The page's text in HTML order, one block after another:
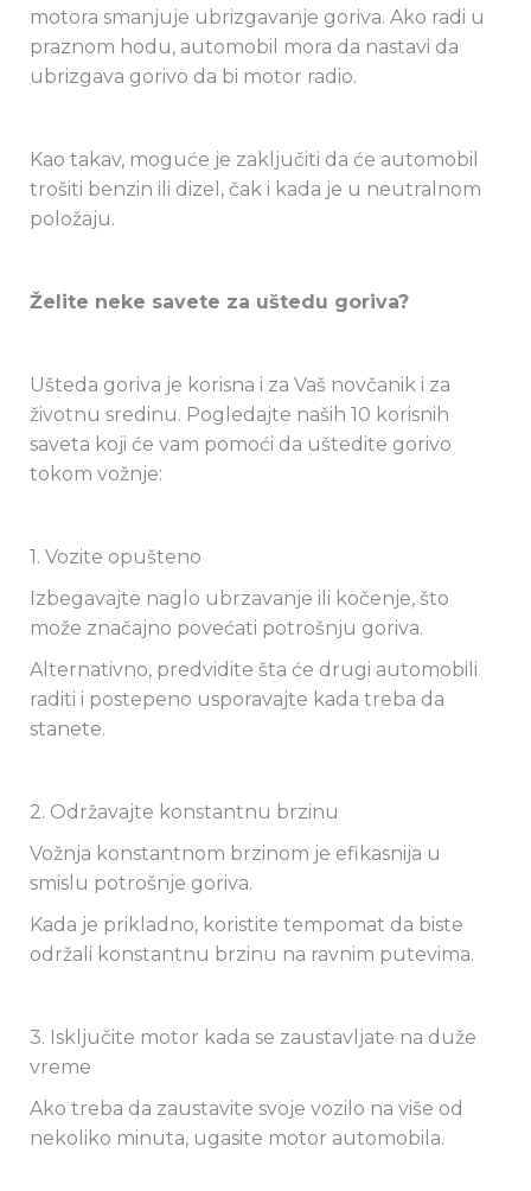
motora smanjuje ubrizgavanje goriva. Ako radi u
praznom hodu, automobil mora da nastavi da
ubrizgava gorivo da bi motor radio.
Kao takav, moguće je zaključiti da će automobil
trošiti benzin ili dizel, čak i kada je u neutralnom
položaju.
Želite neke savete za uštedu goriva?
Ušteda goriva je korisna i za Vaš novčanik i za
životnu sredinu. Pogledajte naših 10 korisnih
saveta koji će vam pomoći da uštedite gorivo
tokom vožnje:
1. Vozite opušteno
Izbegavajte naglo ubrzavanje ili kočenje, što
može značajno povećati potrošnju goriva.
Alternativno, predvidite šta će drugi automobili
raditi i postepeno usporavajte kada treba da
stanete.
2. Održavajte konstantnu brzinu
Vožnja konstantnom brzinom je efikasnija u
smislu potrošnje goriva.
Kada je prikladno, koristite tempomat da biste
održali konstantnu brzinu na ravnim putevima.
3. Isključite motor kada se zaustavljate na duže
vreme
Ako treba da zaustavite svoje vozilo na više od
nekoliko minuta, ugasite motor automobila.